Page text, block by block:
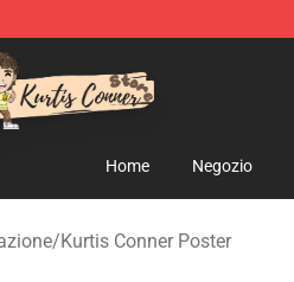
Kurtis Conner Merchandise Shop
Home Negozio
/Kurtis Conner Poster